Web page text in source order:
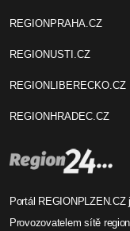
REGIONPRAHA.CZ
REGIONUSTI.CZ
REGIONLIBERECKO.CZ
REGIONHRADEC.CZ
Portál
Provozovatelem sítě